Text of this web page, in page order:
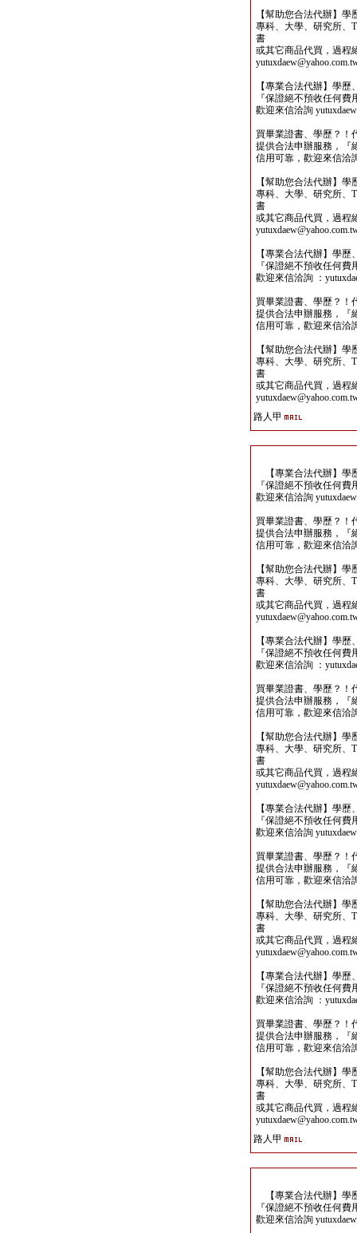
【幫助您合法代辦】
專科、大學、研究所、
書
或其它商品代買，過程
【專業合法代辦】學
『保證絕不預收任何
歡迎來信洽詢
買畢業證書、學歷？！
提供合法申辦服務，『
信用可靠，歡迎來信洽
【幫助您合法代辦】
專科、大學、研究所、
書
或其它商品代買，過程
【專業合法代辦】學
『保證絕不預收任何
歡迎來信洽詢 ：
買畢業證書、學歷？！
提供合法申辦服務，『
信用可靠，歡迎來信洽
【幫助您合法代辦】
專科、大學、研究所、
書
或其它商品代買，過程
路人甲
【專業合法代辦】學
『保證絕不預收任何
歡迎來信洽詢
買畢業證書、學歷？！
提供合法申辦服務，『
信用可靠，歡迎來信洽
【幫助您合法代辦】
專科、大學、研究所、
書
或其它商品代買，過程
【專業合法代辦】學
『保證絕不預收任何
歡迎來信洽詢 ：
買畢業證書、學歷？！
提供合法申辦服務，『
信用可靠，歡迎來信洽
【幫助您合法代辦】
專科、大學、研究所、
書
或其它商品代買，過程
【專業合法代辦】學
『保證絕不預收任何
歡迎來信洽詢
買畢業證書、學歷？！
提供合法申辦服務，『
信用可靠，歡迎來信洽
【幫助您合法代辦】
專科、大學、研究所、
書
或其它商品代買，過程
【專業合法代辦】學
『保證絕不預收任何
歡迎來信洽詢 ：
買畢業證書、學歷？！
提供合法申辦服務，『
信用可靠，歡迎來信洽
【幫助您合法代辦】
專科、大學、研究所、
書
或其它商品代買，過程
路人甲
【專業合法代辦】學
『保證絕不預收任何
歡迎來信洽詢